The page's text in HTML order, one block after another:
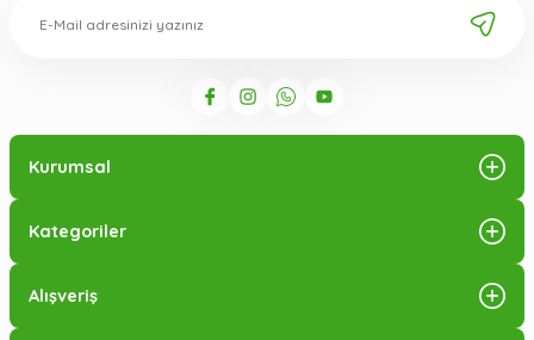
Kurumsal
Kategoriler
Alışveriş